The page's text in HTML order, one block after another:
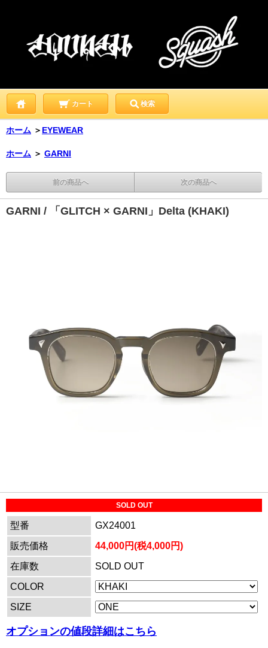
カート 検索
ホーム ＞ EYEWEAR
ホーム ＞ GARNI
前の商品へ 次の商品へ
GARNI / 「GLITCH × GARNI」Delta (KHAKI)
SOLD OUT
型番
GX24001
販売価格
44,000円(税4,000円)
在庫数
SOLD OUT
COLOR
SIZE
オプションの値段詳細はこちら